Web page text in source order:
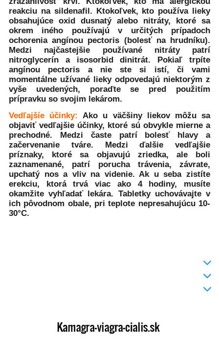
reakciu na sildenafil. Ktokoľvek, kto používa lieky
obsahujúce oxid dusnatý alebo nitráty, ktoré sa
okrem iného používajú v určitých prípadoch
ochorenia angínou pectoris (bolesť na hrudníku).
Medzi najčastejšie používané nitráty patrí
nitroglycerín a isosorbid dinitrát. Pokiaľ trpíte
angínou pectoris a nie ste si istí, či vami
momentálne užívané lieky odpovedajú niektorým z
vyše uvedených, poraďte se pred použitím
prípravku so svojim lekárom.
Vedľajšíe účinky:Ako u väčšiny liekov môžu sa
objaviť vedľajšie účinky, ktoré sú obvykle mierne a
prechodné. Medzi časte patrí bolesť hlavy a
začervenanie tváre. Medzi ďalšie vedľajšie
príznaky, ktoré sa objavujú zriedka, ale boli
zaznamenané, patrí porucha trávenia, závrate,
upchatý nos a vliv na videnie. Ak u seba zistíte
erekciu, ktorá trvá viac ako 4 hodiny, musíte
okamžite vyhľadať lekára. Tabletky uchovávajte v
ich pôvodnom obale, pri teplote nepresahujúcu 10-
30°C.